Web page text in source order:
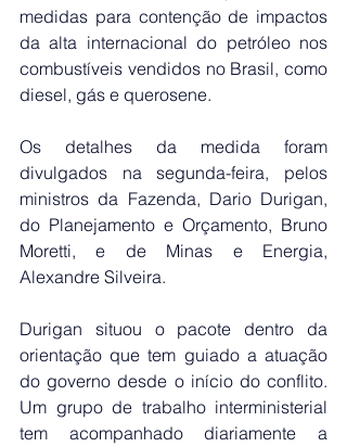
medidas para contenção de impactos
da alta internacional do petróleo nos
combustíveis vendidos no Brasil, como
diesel, gás e querosene.
Os detalhes da medida foram
divulgados na segunda-feira, pelos
ministros da Fazenda, Dario Durigan,
do Planejamento e Orçamento, Bruno
Moretti, e de Minas e Energia,
Alexandre Silveira.
Durigan situou o pacote dentro da
orientação que tem guiado a atuação
do governo desde o início do conflito.
Um grupo de trabalho interministerial
tem acompanhado diariamente a